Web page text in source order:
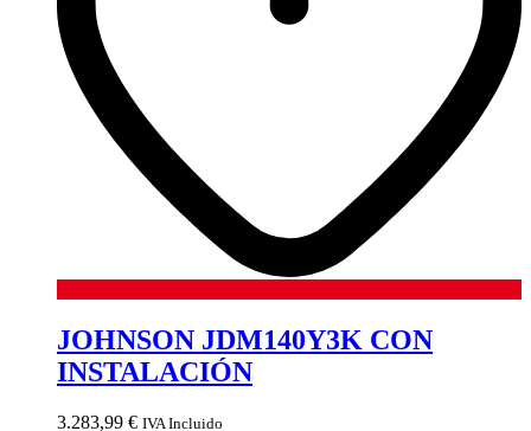
JOHNSON JDM140Y3K CON
INSTALACIÓN
3.283,99 € IVA Incluido